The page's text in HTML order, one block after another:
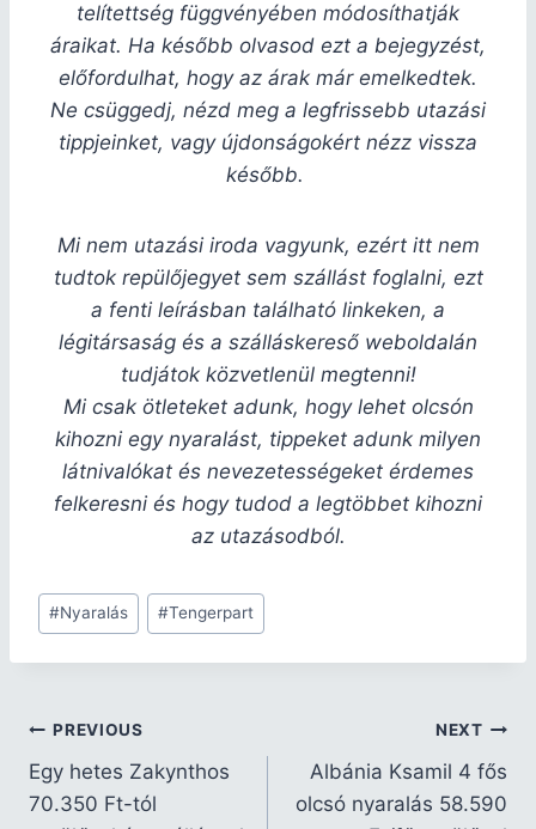
telítettség függvényében módosíthatják
áraikat. Ha később olvasod ezt a bejegyzést,
előfordulhat, hogy az árak már emelkedtek.
Ne csüggedj, nézd meg a legfrissebb utazási
tippjeinket, vagy újdonságokért nézz vissza
később.
Mi nem utazási iroda vagyunk, ezért itt nem
tudtok repülőjegyet sem szállást foglalni, ezt
a fenti leírásban található linkeken, a
légitársaság és a szálláskereső weboldalán
tudjátok közvetlenül megtenni!
Mi csak ötleteket adunk, hogy lehet olcsón
kihozni egy nyaralást, tippeket adunk milyen
látnivalókat és nevezetességeket érdemes
felkeresni és hogy tudod a legtöbbet kihozni
az utazásodból.
#Nyaralás #Tengerpart
PREVIOUS
Egy hetes Zakynthos
70.350 Ft-tól
NEXT
Albánia Ksamil 4 fős
olcsó nyaralás 58.590